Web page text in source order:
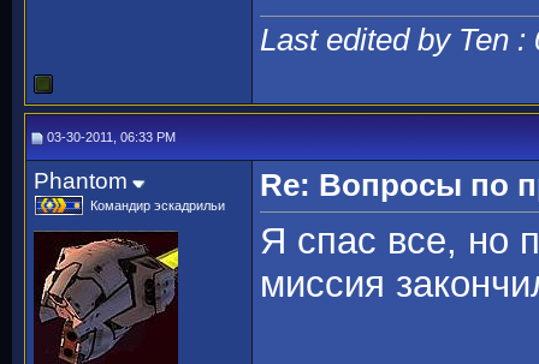
Last edited by Ten
03-30-2011, 06:33 PM
Phantom
Командир эскадрильи
Re: Вопросы по
Я спас все, но
миссия